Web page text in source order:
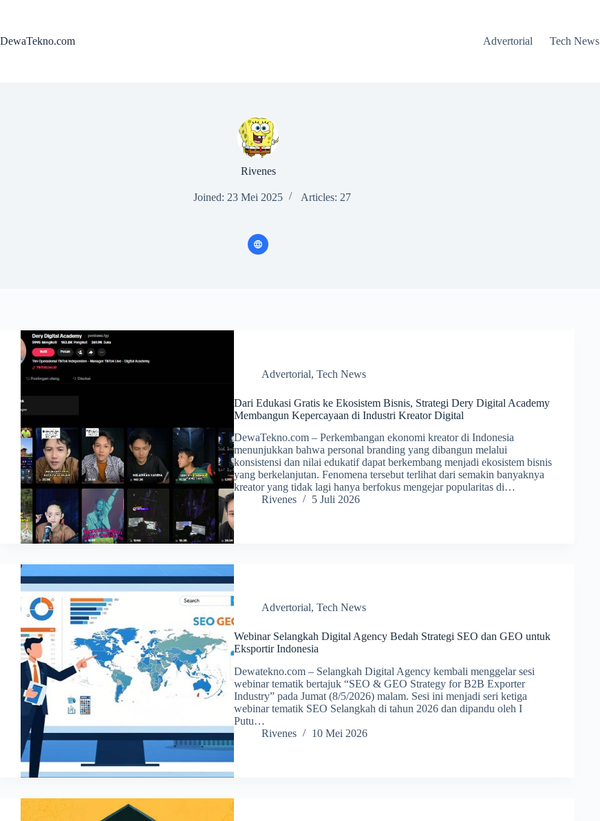
DewaTekno.com
Advertorial Tech News
Rivenes
Joined: 23 Mei 2025 Articles: 27
Advertorial, Tech News
Dari Edukasi Gratis ke Ekosistem Bisnis, Strategi Dery Digital Academy
Membangun Kepercayaan di Industri Kreator Digital
DewaTekno.com – Perkembangan ekonomi kreator di Indonesia
menunjukkan bahwa personal branding yang dibangun melalui
konsistensi dan nilai edukatif dapat berkembang menjadi ekosistem bisnis
yang berkelanjutan. Fenomena tersebut terlihat dari semakin banyaknya
kreator yang tidak lagi hanya berfokus mengejar popularitas di…
Rivenes
5 Juli 2026
Advertorial, Tech News
Webinar Selangkah Digital Agency Bedah Strategi SEO dan GEO untuk
Eksportir Indonesia
Dewatekno.com – Selangkah Digital Agency kembali menggelar sesi
webinar tematik bertajuk “SEO & GEO Strategy for B2B Exporter
Industry” pada Jumat (8/5/2026) malam. Sesi ini menjadi seri ketiga
webinar tematik SEO Selangkah di tahun 2026 dan dipandu oleh I
Putu…
Rivenes
10 Mei 2026